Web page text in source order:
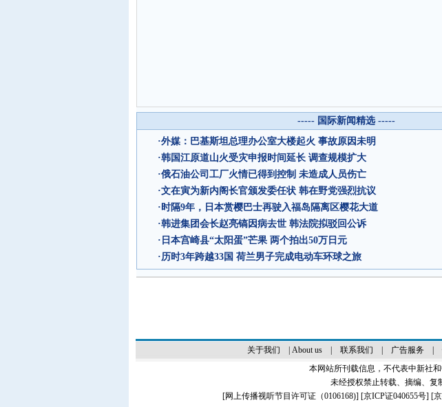
----- 国际新闻精选 -----
·外媒：巴基斯坦总理办公室大楼起火 事故原因未明
·韩国江原道山火受灾申报时间延长 调查规模扩大
·俄石油公司工厂火情已得到控制 未造成人员伤亡
·文在寅为新内阁长官颁发委任状 韩在野党强烈抗议
·时隔9年，日本赏樱巴士再驶入福岛隔离区樱花大道
·韩进集团会长赵亮镐因病去世 韩法院拟驳回公诉
· 日本宫崎县“太阳蛋”芒果 两个拍出50万日元
·历时3年跨越33国 荷兰男子完成电动车环球之旅
关于我们 About us| 联系我们 广告服务|
本网站所刊载信息，不代表中新社
未经授权禁止转载、摘编、复
[网上传播视听节目许可证（0106168)] [京ICP证040655号] [京